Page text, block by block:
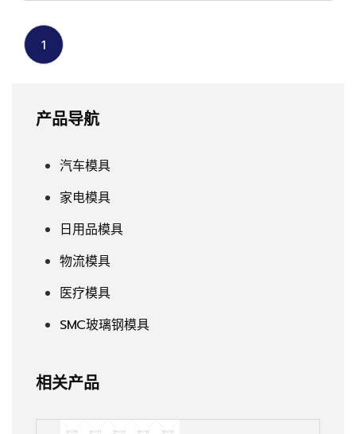
1
产品导航
汽车模具
家电模具
日用品模具
物流模具
医疗模具
SMC玻璃钢模具
相关产品